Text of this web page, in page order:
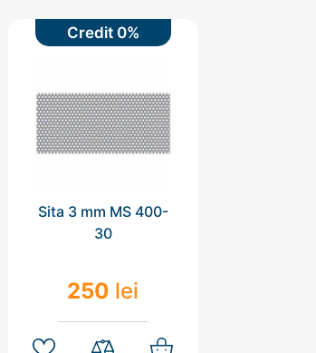
Credit 0%
Sita 3 mm MS 400-
30
250 lei